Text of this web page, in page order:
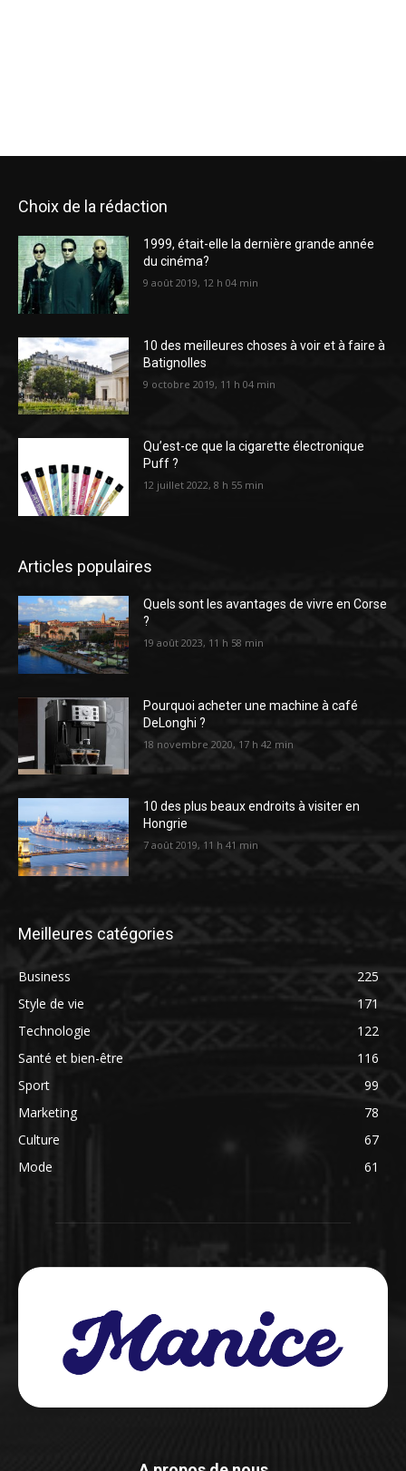
Choix de la rédaction
1999, était-elle la dernière grande année
du cinéma?
9 août 2019, 12 h 04 min
10 des meilleures choses à voir et à faire à
Batignolles
9 octobre 2019, 11 h 04 min
Qu’est-ce que la cigarette électronique
Puff ?
12 juillet 2022, 8 h 55 min
Articles populaires
Quels sont les avantages de vivre en Corse
?
19 août 2023, 11 h 58 min
Pourquoi acheter une machine à café
DeLonghi ?
18 novembre 2020, 17 h 42 min
10 des plus beaux endroits à visiter en
Hongrie
7 août 2019, 11 h 41 min
Meilleures catégories
Business
225
Style de vie
171
Technologie
122
Santé et bien-être
116
Sport
99
Marketing
78
Culture
67
Mode
61